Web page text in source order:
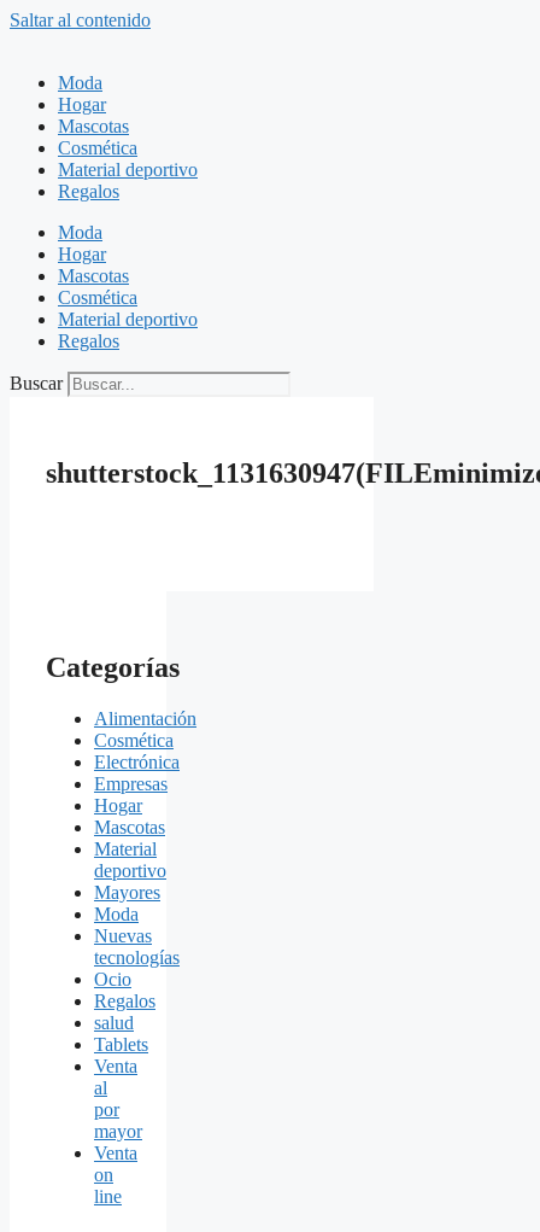
Saltar al contenido
Moda
Hogar
Mascotas
Cosmética
Material deportivo
Regalos
Moda
Hogar
Mascotas
Cosmética
Material deportivo
Regalos
Buscar
Categorías
Alimentación
Cosmética
Electrónica
Empresas
Hogar
Mascotas
Material
deportivo
Mayores
Moda
Nuevas
tecnologías
Ocio
Regalos
salud
Tablets
Venta
al
por
mayor
Venta
on
line